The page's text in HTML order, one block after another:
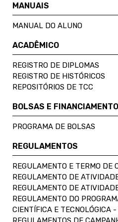
MANUAIS
MANUAL DO ALUNO
ACADÊMICO
REGISTRO DE DIPLOMAS
REGISTRO DE HISTÓRICOS
REPOSITÓRIOS DE TCC
BOLSAS E
PROGRAMA DE BOLSAS
REGULAMENTOS
REGULAMENTO E TERMO DE
REGULAMENTO DE
REGULAMENTO DE
REGULAMENTO DO
CIENTÍFICA E TECNOLÓGICA